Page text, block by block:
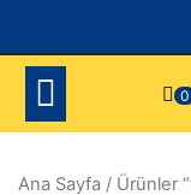
0
Ana Sayfa / Ürünler